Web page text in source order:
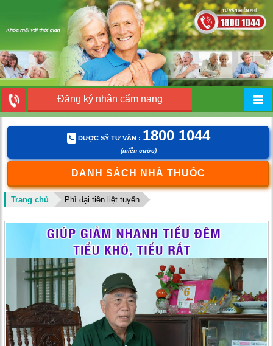
Đăng ký nhận cẩm nang
DƯỢC SỸ TƯ VẤN : 1800 1044
(miễn cước)
DANH SÁCH NHÀ THUỐC
Trang chủ Phì đại tiền liệt tuyến